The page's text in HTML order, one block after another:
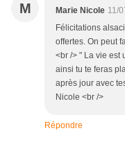
M Marie Nicole 11/
Félicitations
offertes. On peut
<br /> " La vie est
ainsi tu te feras
après jour avec
Nicole <br />
Répondre